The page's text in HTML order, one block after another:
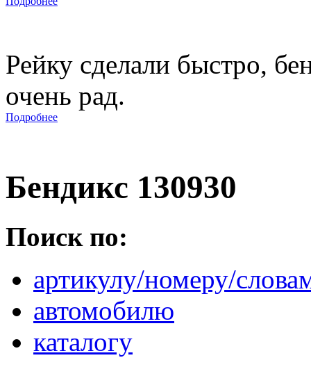
Рейку сделали быстро,
очень рад.
Подробнее
Бендикс 130930
Поиск по:
артикулу/номеру/
автомобилю
каталогу